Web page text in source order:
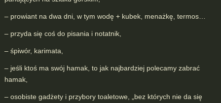
– prowiant na dwa dni, w tym wodę + kubek, menażkę, termos…
– przyda się coś do pisania i notatnik,
– śpiwór, karimata,
– jeśli ktoś ma swój hamak, to jak najbardziej polecamy zabrać
hamak,
– osobiste gadżety i przybory toaletowe, „bez których nie da się